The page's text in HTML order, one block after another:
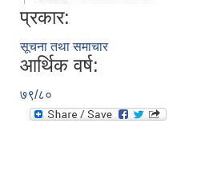
प्रकार:
सूचना तथा समाचार
आर्थिक वर्ष:
७९/८०